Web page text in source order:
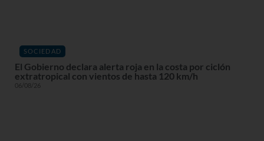
SOCIEDAD
El Gobierno declara alerta roja en la costa por ciclón
extratropical con vientos de hasta 120 km/h
06/08/26